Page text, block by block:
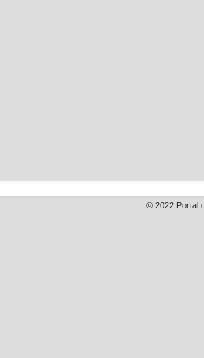
© 2022 Portal